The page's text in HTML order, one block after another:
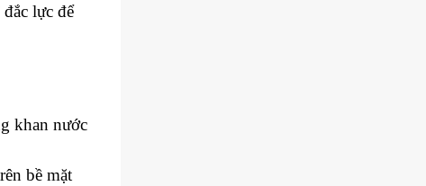
lực để
khan nước
bề mặt